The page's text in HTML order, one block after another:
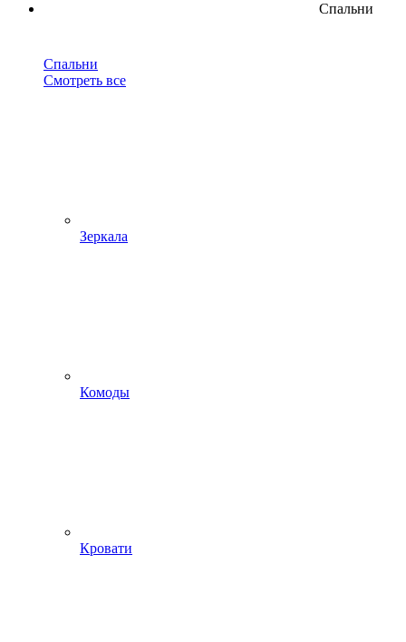
Спальни
Спальни
Смотреть все
Зеркала
Комоды
Кровати